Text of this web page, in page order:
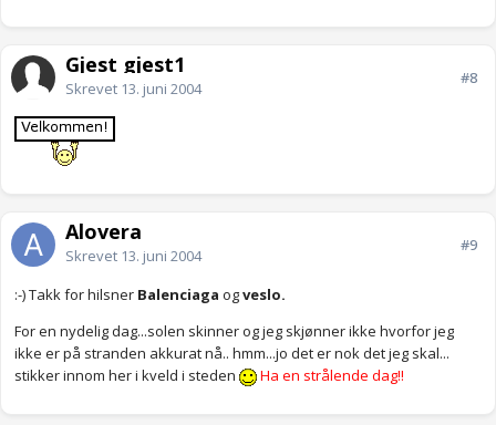
Gjest gjest1
Skrevet 13. juni 2004
#8
Alovera
Skrevet 13. juni 2004
#9
:-) Takk for hilsner Balenciaga ogveslo.
For en nydelig dag...solen skinner og jeg skjønner ikke hvorfor jeg
ikke er på stranden akkurat nå.. hmm...jo det er nok det jeg skal...
stikker innom her i kveld i steden
Ha en strålende dag!!